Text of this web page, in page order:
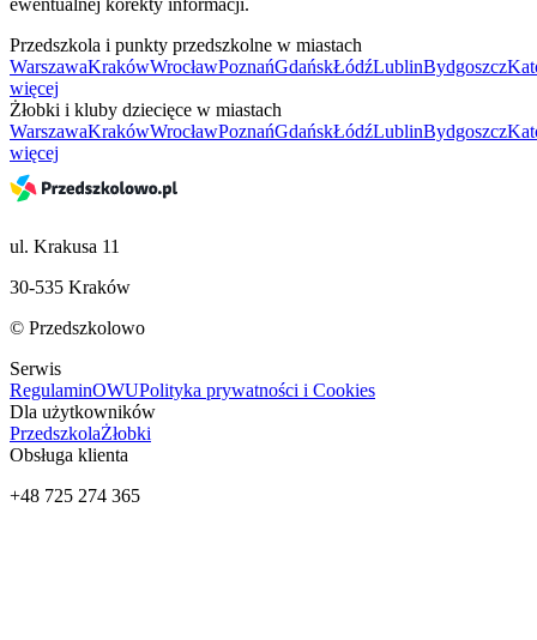
ewentualnej korekty informacji.
Przedszkola i punkty przedszkolne w miastach
WarszawaKrakówWrocławPoznańGdańskŁódźLublinBydgoszcz
więcej
Żłobki i kluby dziecięce w miastach
WarszawaKrakówWrocławPoznańGdańskŁódźLublinBydgoszcz
więcej
ul. Krakusa 11
30-535 Kraków
© Przedszkolowo
Serwis
RegulaminOWUPolityka prywatności i Cookies
Dla użytkowników
PrzedszkolaŻłobki
Obsługa klienta
+48 725 274 365